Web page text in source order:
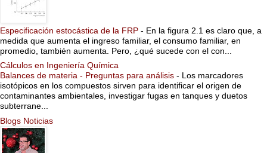
Especificación estocástica de la FRP - En la figura 2.1 es claro que, a
medida que aumenta el ingreso familiar, el consumo familiar, en
promedio, también aumenta. Pero, ¿qué sucede con el con...
Cálculos en Ingeniería Química
Balances de materia - Preguntas para análisis - Los marcadores
isotópicos en los compuestos sirven para identificar el origen de
contaminantes ambientales, investigar fugas en tanques y duetos
subterrane...
Blogs Noticias